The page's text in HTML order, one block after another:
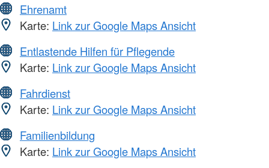
Ehrenamt
Karte: Link zur Google Maps Ansicht
Entlastende Hilfen für Pflegende
Karte: Link zur Google Maps Ansicht
Fahrdienst
Karte: Link zur Google Maps Ansicht
Familienbildung
Karte: Link zur Google Maps Ansicht